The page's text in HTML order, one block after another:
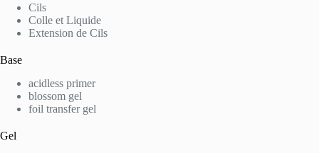
Cils
Colle et Liquide
Extension de Cils
Base
acidless primer
blossom gel
foil transfer gel
Gel